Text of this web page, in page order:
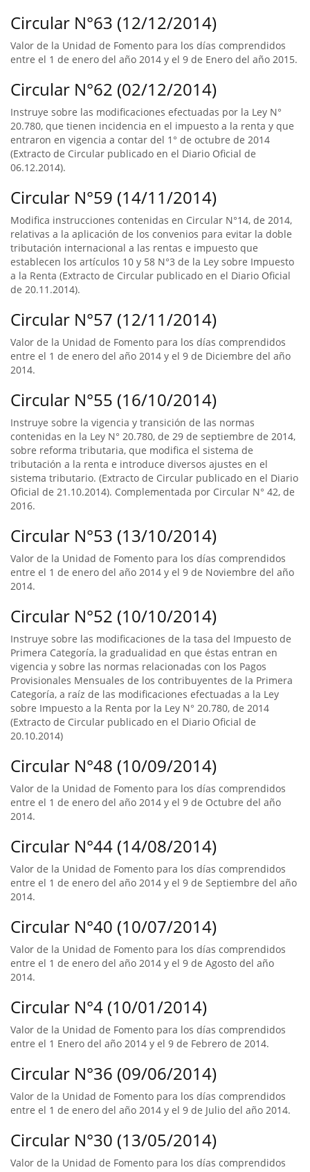
Circular N°63 (12/12/2014)
Valor de la Unidad de Fomento para los días comprendidos
entre el 1 de enero del año 2014 y el 9 de Enero del año 2015.
Circular N°62 (02/12/2014)
Instruye sobre las modificaciones efectuadas por la Ley N°
20.780, que tienen incidencia en el impuesto a la renta y que
entraron en vigencia a contar del 1° de octubre de 2014
(Extracto de Circular publicado en el Diario Oficial de
06.12.2014).
Circular N°59 (14/11/2014)
Modifica instrucciones contenidas en Circular N°14, de 2014,
relativas a la aplicación de los convenios para evitar la doble
tributación internacional a las rentas e impuesto que
establecen los artículos 10 y 58 N°3 de la Ley sobre Impuesto
a la Renta (Extracto de Circular publicado en el Diario Oficial
de 20.11.2014).
Circular N°57 (12/11/2014)
Valor de la Unidad de Fomento para los días comprendidos
entre el 1 de enero del año 2014 y el 9 de Diciembre del año
2014.
Circular N°55 (16/10/2014)
Instruye sobre la vigencia y transición de las normas
contenidas en la Ley N° 20.780, de 29 de septiembre de 2014,
sobre reforma tributaria, que modifica el sistema de
tributación a la renta e introduce diversos ajustes en el
sistema tributario. (Extracto de Circular publicado en el Diario
Oficial de 21.10.2014). Complementada por Circular N° 42, de
2016.
Circular N°53 (13/10/2014)
Valor de la Unidad de Fomento para los días comprendidos
entre el 1 de enero del año 2014 y el 9 de Noviembre del año
2014.
Circular N°52 (10/10/2014)
Instruye sobre las modificaciones de la tasa del Impuesto de
Primera Categoría, la gradualidad en que éstas entran en
vigencia y sobre las normas relacionadas con los Pagos
Provisionales Mensuales de los contribuyentes de la Primera
Categoría, a raíz de las modificaciones efectuadas a la Ley
sobre Impuesto a la Renta por la Ley N° 20.780, de 2014
(Extracto de Circular publicado en el Diario Oficial de
20.10.2014)
Circular N°48 (10/09/2014)
Valor de la Unidad de Fomento para los días comprendidos
entre el 1 de enero del año 2014 y el 9 de Octubre del año
2014.
Circular N°44 (14/08/2014)
Valor de la Unidad de Fomento para los días comprendidos
entre el 1 de enero del año 2014 y el 9 de Septiembre del año
2014.
Circular N°40 (10/07/2014)
Valor de la Unidad de Fomento para los días comprendidos
entre el 1 de enero del año 2014 y el 9 de Agosto del año
2014.
Circular N°4 (10/01/2014)
Valor de la Unidad de Fomento para los días comprendidos
entre el 1 Enero del año 2014 y el 9 de Febrero de 2014.
Circular N°36 (09/06/2014)
Valor de la Unidad de Fomento para los días comprendidos
entre el 1 de enero del año 2014 y el 9 de Julio del año 2014.
Circular N°30 (13/05/2014)
Valor de la Unidad de Fomento para los días comprendidos